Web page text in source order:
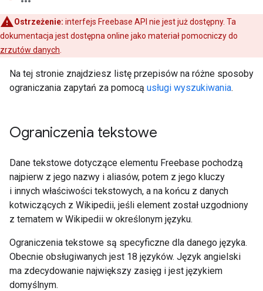
Ostrzeżenie: interfejs Freebase API nie jest już dostępny. Ta
dokumentacja jest dostępna online jako materiał pomocniczy do
zrzutów danych
Na tej stronie znajdziesz listę przepisów na różne sposoby
ograniczania zapytań za pomocą usługi wyszukiwania.
Ograniczenia tekstowe
Dane tekstowe dotyczące elementu Freebase pochodzą
najpierw z jego nazwy i aliasów, potem z jego kluczy
i innych właściwości tekstowych, a na końcu z danych
kotwiczących z Wikipedii, jeśli element został uzgodniony
z tematem w Wikipedii w określonym języku.
Ograniczenia tekstowe są specyficzne dla danego języka.
Obecnie obsługiwanych jest 18 języków. Język angielski
ma zdecydowanie największy zasięg i jest językiem
domyślnym.